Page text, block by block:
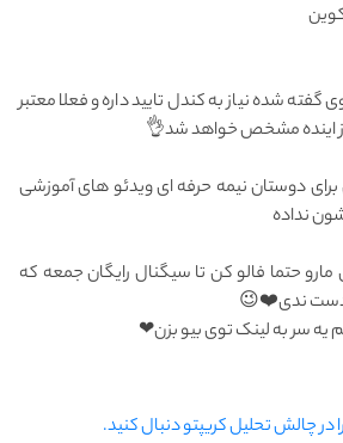
شده نیاز به کندل تایید داره و فعلا معتبر
دوستان نیمه حرفه ای ویدئو های آموزشی
نداده
مارو حتما فالو کن تا سیگنال رایگان جمعه که
دست ندی❤️😉
یه سر به لینک توی بیو بزن❤
در چالش تحلیل کریپتو دنبال کنید.